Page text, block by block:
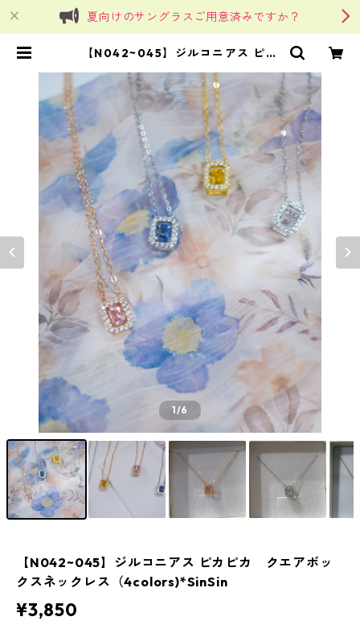
夏向けのサングラスご用意済みですか？
【N042~045】ジルコニアス ピカ
（4colors)*SinSin | SinSin
1/6
【N042~045】ジルコニアス ピカピカ クエアボッ
クスネックレス（4colors)*SinSin
¥3,850